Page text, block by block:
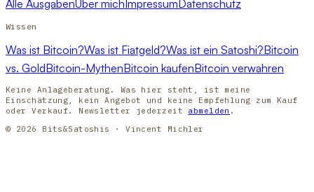
Alle AusgabenÜber michImpressumDatenschutz
Wissen
Was ist Bitcoin?Was ist Fiatgeld?Was ist ein Satoshi?Bitcoin
vs. GoldBitcoin-MythenBitcoin kaufenBitcoin verwahren
Keine Anlageberatung. Was hier steht, ist meine
Einschätzung, kein Angebot und keine Empfehlung zum Kauf
oder Verkauf. Newsletter jederzeit abmelden .
© 2026 Bits&Satoshis · Vincent Michler